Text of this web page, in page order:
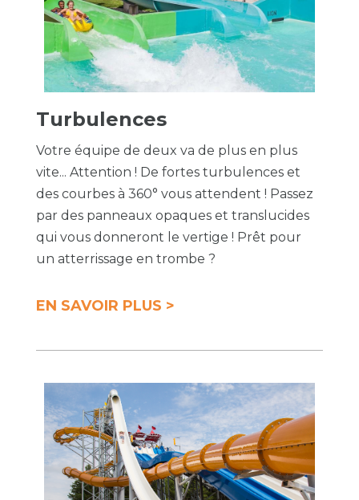
Turbulences
Votre équipe de deux va de plus en plus
vite... Attention ! De fortes turbulences et
des courbes à 360° vous attendent ! Passez
par des panneaux opaques et translucides
qui vous donneront le vertige ! Prêt pour
un atterrissage en trombe ?
EN SAVOIR PLUS >